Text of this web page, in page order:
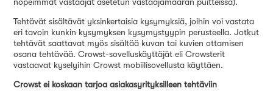
nopeimmat vastaajat asetetun vastaajamäärän puitteissa).
Tehtävät sisältävät yksinkertaisia kysymyksiä, joihin voi vastata
eri tavoin kunkin kysymyksen kysymystyypin perusteella. Jotkut
tehtävät saattavat myös sisältää kuvan tai kuvien ottamisen
osana tehtävää. Crowst-sovelluskäyttäjät eli Crowsterit
vastaavat kyselyihin Crowst mobiilisovellusta käyttäen.
Crowst ei koskaan tarjoa asiakasyrityksilleen tehtäviin